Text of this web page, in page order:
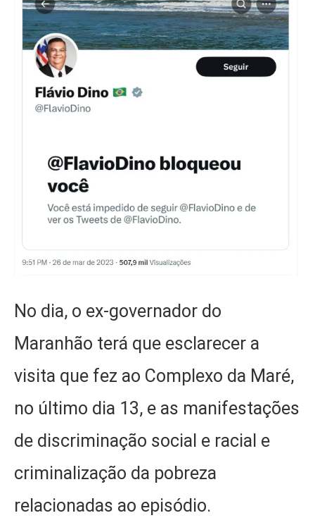
No dia, o ex-governador do
Maranhão terá que esclarecer a
visita que fez ao Complexo da Maré,
no último dia 13, e as manifestações
de discriminação social e racial e
criminalização da pobreza
relacionadas ao episódio.